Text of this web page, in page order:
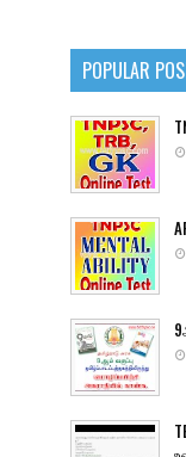
POPULAR